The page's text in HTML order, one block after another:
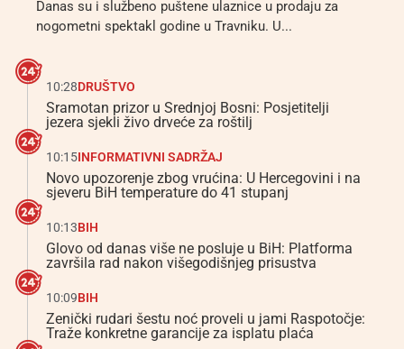
Danas su i službeno puštene ulaznice u prodaju za
nogometni spektakl godine u Travniku. U...
10:28DRUŠTVO
Sramotan prizor u Srednjoj Bosni: Posjetitelji
jezera sjekli živo drveće za roštilj
10:15INFORMATIVNI SADRŽAJ
Novo upozorenje zbog vrućina: U Hercegovini i na
sjeveru BiH temperature do 41 stupanj
10:13BIH
Glovo od danas više ne posluje u BiH: Platforma
završila rad nakon višegodišnjeg prisustva
10:09BIH
Zenički rudari šestu noć proveli u jami Raspotočje:
Traže konkretne garancije za isplatu plaća